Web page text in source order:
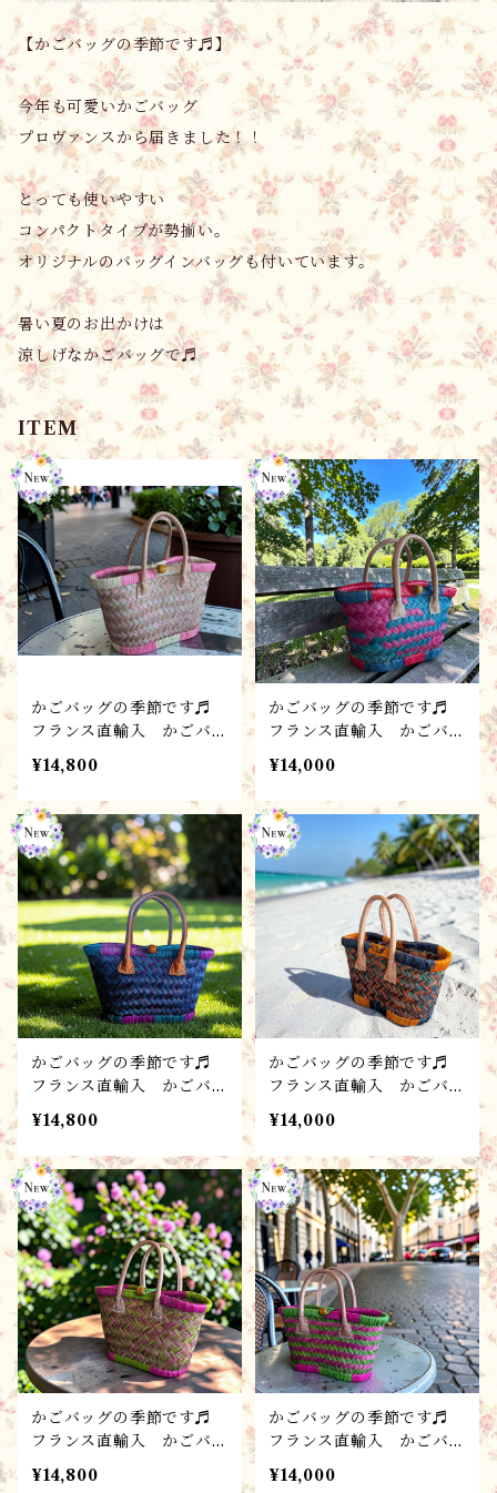
【かごバッグの季節です♬】
今年も可愛いかごバッグ
プロヴァンスから届きました！！
とっても使いやすい
コンパクトタイプが勢揃い。
オリジナルのバッグインバッグも付いています。
暑い夏のお出かけは
涼しげなかごバッグで♬
ITEM
かごバッグの季節です♬
フランス直輸入 かごバッ
グ【S-E】 ハンドメイ
ド・パニエ・バスケット・
ストロー
¥14,800
かごバッグの季節です♬
フランス直輸入 かごバッ
グ【SS-E】 ハンドメイ
ド・パニエ・バスケット・
ストロー
¥14,000
かごバッグの季節です♬
フランス直輸入 かごバッ
グ【S-D】 ハンドメイ
ド・パニエ・バスケット・
ストロー
¥14,800
かごバッグの季節です♬
フランス直輸入 かごバッ
グ【SS-D】 ハンドメイ
ド・パニエ・バスケット・
ストロー
¥14,000
かごバッグの季節です♬
フランス直輸入 かごバッ
グ【S-C】 ハンドメイ
ド・パニエ・バスケット・
¥14,800
かごバッグの季節です♬
フランス直輸入 かごバッ
グ【SS-C】 ハンドメイ
ド・パニエ・バスケット・
¥14,000